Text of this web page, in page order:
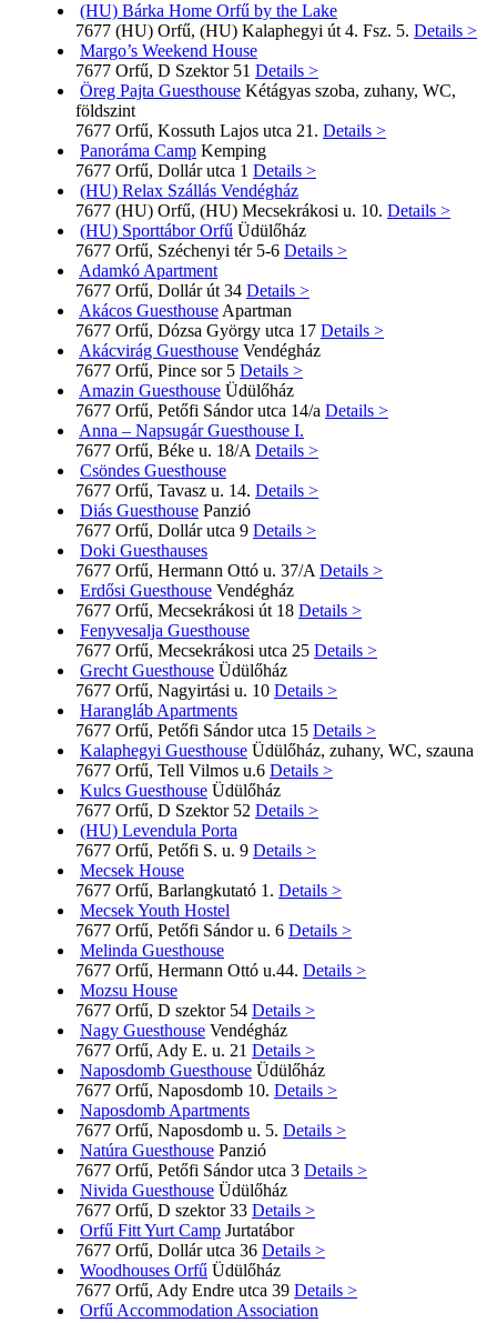
(HU) Bárka Home Orfű by the Lake
7677 (HU) Orfű, (HU) Kalaphegyi út 4. Fsz. 5. Details >
Margo’s Weekend House
7677 Orfű, D Szektor 51 Details >
Öreg Pajta Guesthouse Kétágyas szoba, zuhany, WC,
földszint
7677 Orfű, Kossuth Lajos utca 21. Details >
Panoráma Camp Kemping
7677 Orfű, Dollár utca 1 Details >
(HU) Relax Szállás Vendégház
7677 (HU) Orfű, (HU) Mecsekrákosi u. 10. Details >
(HU) Sporttábor Orfű Üdülőház
7677 Orfű, Széchenyi tér 5-6 Details >
Adamkó Apartment
7677 Orfű, Dollár út 34 Details >
Akácos Guesthouse Apartman
7677 Orfű, Dózsa György utca 17 Details >
Akácvirág Guesthouse Vendégház
7677 Orfű, Pince sor 5 Details >
Amazin Guesthouse Üdülőház
7677 Orfű, Petőfi Sándor utca 14/a Details >
Anna – Napsugár Guesthouse I.
7677 Orfű, Béke u. 18/A Details >
Csöndes Guesthouse
7677 Orfű, Tavasz u. 14. Details >
Diás Guesthouse Panzió
7677 Orfű, Dollár utca 9 Details >
Doki Guesthauses
7677 Orfű, Hermann Ottó u. 37/A Details >
Erdősi Guesthouse Vendégház
7677 Orfű, Mecsekrákosi út 18 Details >
Fenyvesalja Guesthouse
7677 Orfű, Mecsekrákosi utca 25 Details >
Grecht Guesthouse Üdülőház
7677 Orfű, Nagyirtási u. 10 Details >
Harangláb Apartments
7677 Orfű, Petőfi Sándor utca 15 Details >
Kalaphegyi Guesthouse Üdülőház, zuhany, WC, szauna
7677 Orfű, Tell Vilmos u.6 Details >
Kulcs Guesthouse Üdülőház
7677 Orfű, D Szektor 52 Details >
(HU) Levendula Porta
7677 Orfű, Petőfi S. u. 9 Details >
Mecsek House
7677 Orfű, Barlangkutató 1. Details >
Mecsek Youth Hostel
7677 Orfű, Petőfi Sándor u. 6 Details >
Melinda Guesthouse
7677 Orfű, Hermann Ottó u.44. Details >
Mozsu House
7677 Orfű, D szektor 54 Details >
Nagy Guesthouse Vendégház
7677 Orfű, Ady E. u. 21 Details >
Naposdomb Guesthouse Üdülőház
7677 Orfű, Naposdomb 10. Details >
Naposdomb Apartments
7677 Orfű, Naposdomb u. 5. Details >
Natúra Guesthouse Panzió
7677 Orfű, Petőfi Sándor utca 3 Details >
Nivida Guesthouse Üdülőház
7677 Orfű, D szektor 33 Details >
Orfű Fitt Yurt Camp Jurtatábor
7677 Orfű, Dollár utca 36 Details >
Woodhouses Orfű Üdülőház
7677 Orfű, Ady Endre utca 39 Details >
Orfű Accommodation Association